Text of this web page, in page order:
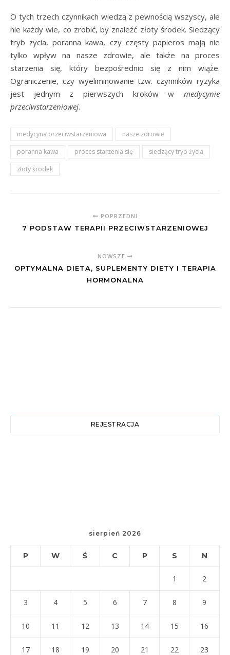
O tych trzech czynnikach wiedzą z pewnością wszyscy, ale
nie każdy wie, co zrobić, by znaleźć złoty środek. Siedzący
tryb życia, poranna kawa, czy częsty papieros mają nie
tylko wpływ na nasze zdrowie, ale także na proces
starzenia się, który bezpośrednio się z nim wiąże.
Ograniczenie, czy wyeliminowanie tzw. czynników ryzyka
jest jednym z pierwszych kroków w medycynie
przeciwstarzeniowej.
medycyna przeciwstarzeniowa
nasze zdrowie
poranna kawa
proces starzenia się
siedzący tryb życia
złoty środek
POPRZEDNI
7 PODSTAW TERAPII PRZECIWSTARZENIOWEJ
NOWSZE
OPTYMALNA DIETA, SUPLEMENTY DIETY I TERAPIA
HORMONALNA
REJESTRACJA
sierpień 2026
P W Ś C P S N
1 2
3 4 5 6 7 8 9
10 11 12 13 14 15 16
17 18 19 20 21 22 23